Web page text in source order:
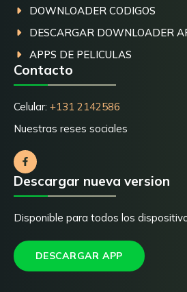
DOWNLOADER CODIGOS
DESCARGAR DOWNLOADER
APPS DE PELICULAS
Contacto
Celular: +131 2142586
Nuestras reses sociales
Descargar nueva version
Disponible para todos los
DESCARGAR APP